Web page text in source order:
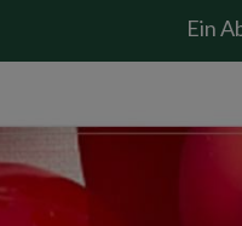
Ein